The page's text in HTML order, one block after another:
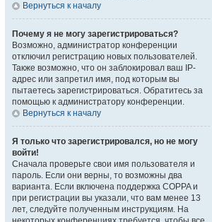
Вернуться к началу
Почему я не могу зарегистрироваться?
Возможно, администратор конференции
отключил регистрацию новых пользователей.
Также возможно, что он заблокировал ваш IP-
адрес или запретил имя, под которым вы
пытаетесь зарегистрироваться. Обратитесь за
помощью к администратору конференции.
Вернуться к началу
Я только что зарегистрировался, но не могу
войти!
Сначала проверьте свои имя пользователя и
пароль. Если они верны, то возможны два
варианта. Если включена поддержка COPPA и
при регистрации вы указали, что вам менее 13
лет, следуйте полученным инструкциям. На